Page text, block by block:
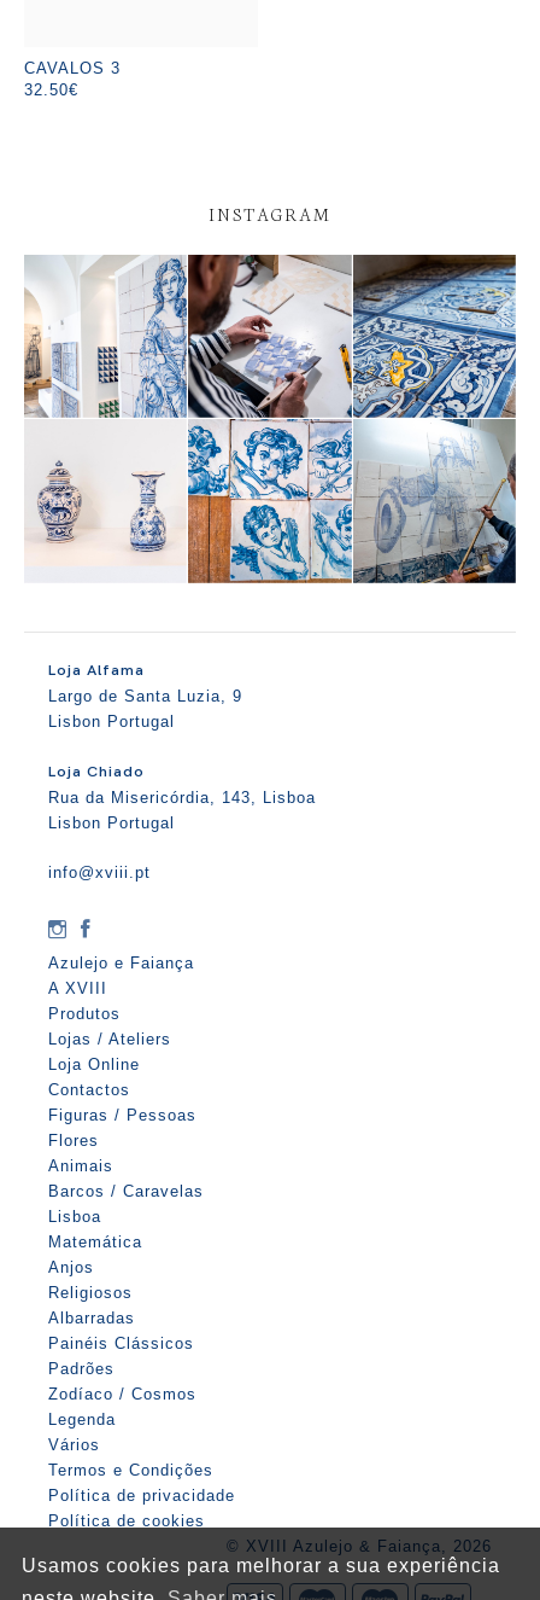
CAVALOS 3
32.50€
INSTAGRAM
Loja Alfama
Largo de Santa Luzia, 9
Lisbon Portugal
Loja Chiado
Rua da Misericórdia, 143, Lisboa
Lisbon Portugal
info@xviii.pt
Azulejo e Faiança
A XVIII
Produtos
Lojas / Ateliers
Loja Online
Contactos
Figuras / Pessoas
Flores
Animais
Barcos / Caravelas
Lisboa
Matemática
Anjos
Religiosos
Albarradas
Painéis Clássicos
Padrões
Zodíaco / Cosmos
Legenda
Vários
Termos e Condições
Política de privacidade
Política de cookies
© XVIII Azulejo & Faiança, 2026
Usamos cookies para melhorar a sua experiência